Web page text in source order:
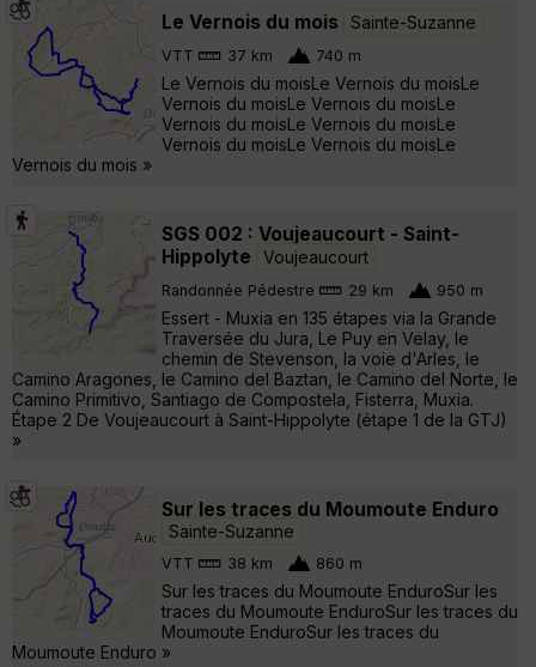
Le Vernois du mois Sainte-Suzanne
VTT 37 km 740 m
Le Vernois du moisLe Vernois du moisLe
Vernois du moisLe Vernois du moisLe
Vernois du moisLe Vernois du moisLe
Vernois du moisLe Vernois du moisLe
Vernois du mois »
SGS 002 : Voujeaucourt - Saint-
Hippolyte
Voujeaucourt
Randonnée Pédestre 29 km 950 m
Essert - Muxia en 135 étapes via la Grande
Traversée du Jura, Le Puy en Velay, le
chemin de Stevenson, la voie d'Arles, le
Camino Aragones, le Camino del Baztan, le Camino del Norte, le
Camino Primitivo, Santiago de Compostela, Fisterra, Muxia.
Étape 2 De Voujeaucourt à Saint-Hippolyte (étape 1 de la GTJ)
»
Sur les traces du Moumoute Enduro
Sainte-Suzanne
VTT 38 km 860 m
Sur les traces du Moumoute EnduroSur les
traces du Moumoute EnduroSur les traces du
Moumoute EnduroSur les traces du
Moumoute Enduro »